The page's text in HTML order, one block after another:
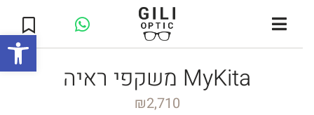
Open toolbar
משקפי ראיה MyKita
₪2,710